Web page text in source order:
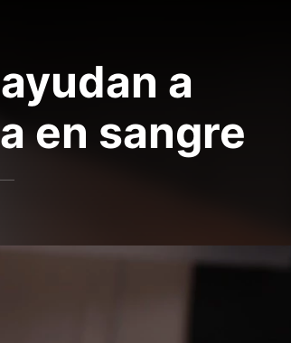
a
en sangre